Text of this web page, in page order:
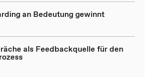
an Bedeutung gewinnt
als Feedbackquelle für den